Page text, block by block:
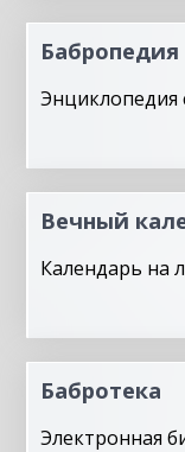
Бабропедия
Энциклопедия
Вечный
Календарь на
Бабротека
Электронная